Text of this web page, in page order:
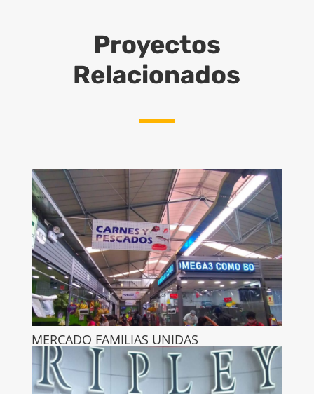
Proyectos
Relacionados
MERCADO FAMILIAS UNIDAS